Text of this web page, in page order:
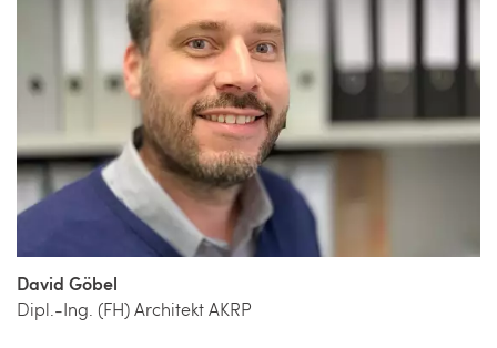
David Göbel
Dipl.-Ing. (FH) Architekt AKRP